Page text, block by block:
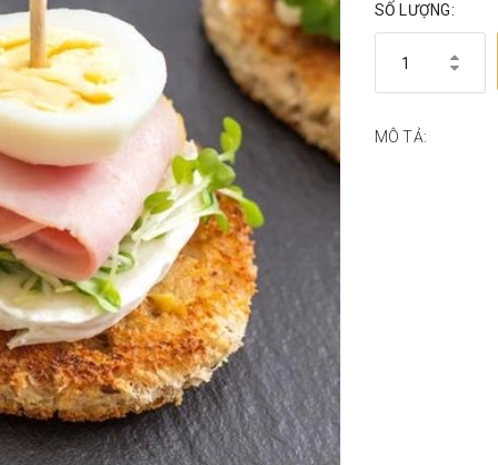
SỐ LƯỢNG:
MÔ TẢ: